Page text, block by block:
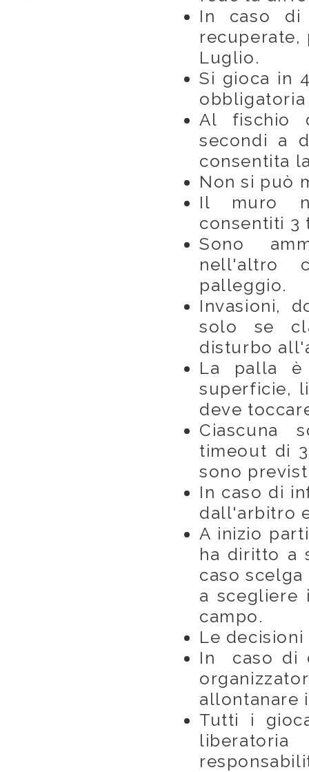
In caso di
recuperate,
Luglio.
Si gioca in
Al fischio
secondi a
consentita
Non si può
Il muro
consentiti 3
Sono
nell'altro
palleggio.
Invasioni,
solo se
disturbo
La palla è
superficie,
deve
Ciascuna
timeout di
sono
In caso di
dall'arbitro
A inizio
ha diritto a
caso
a scegliere
campo.
Le
In caso di
allontanare
Tutti i